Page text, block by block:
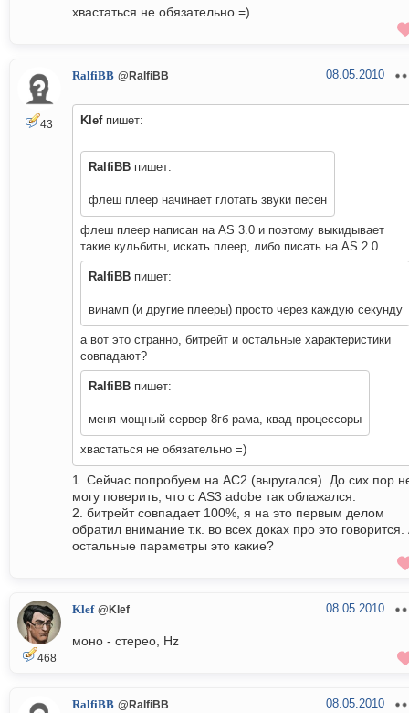
хвастаться не обязательно =)
43
RalfiBB @RalfiBB 08.05.2010
Klefпишет:
RalfiBB пишет:
флеш плеер начинает глотать звуки песен
флеш плеер написан на AS 3.0 и поэтому выкидывает
такие кульбиты, искать плеер, либо писать на AS 2.0
RalfiBB пишет:
винамп (и другие плееры) просто через каждую секунду
а вот это странно, битрейт и остальные характеристики
совпадают?
RalfiBB пишет:
меня мощный сервер 8гб рама, квад процессоры
хвастаться не обязательно =)
1. Сейчас попробуем на АС2 (выругался). До сих пор
могу поверить, что с AS3 adobe так облажался.
2. битрейт совпадает 100%, я на это первым делом
обратил внимание т.к. во всех доках про это говорится.
остальные параметры это какие?
468
Klef @Klef 08.05.2010
моно - стерео, Hz
RalfiBB @RalfiBB 08.05.2010